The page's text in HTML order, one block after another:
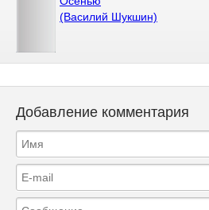
(Василий Шукшин)
Добавление комментария